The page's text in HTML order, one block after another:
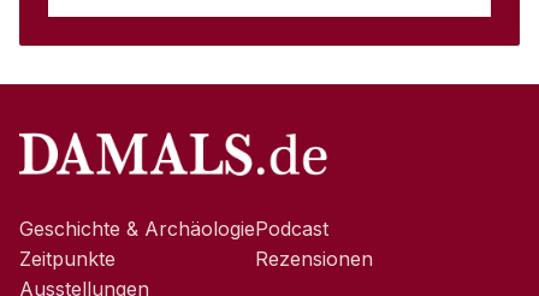
Geschichte & Archäologie
Zeitpunkte
Ausstellungen
Podcast
Rezensionen